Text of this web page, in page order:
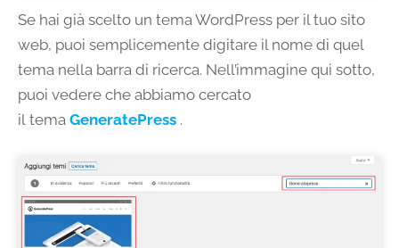
Se hai già scelto un tema WordPress per il tuo sito
web, puoi semplicemente digitare il nome di quel
tema nella barra di ricerca. Nell’immagine qui sotto,
puoi vedere che abbiamo cercato
il tema GeneratePress .